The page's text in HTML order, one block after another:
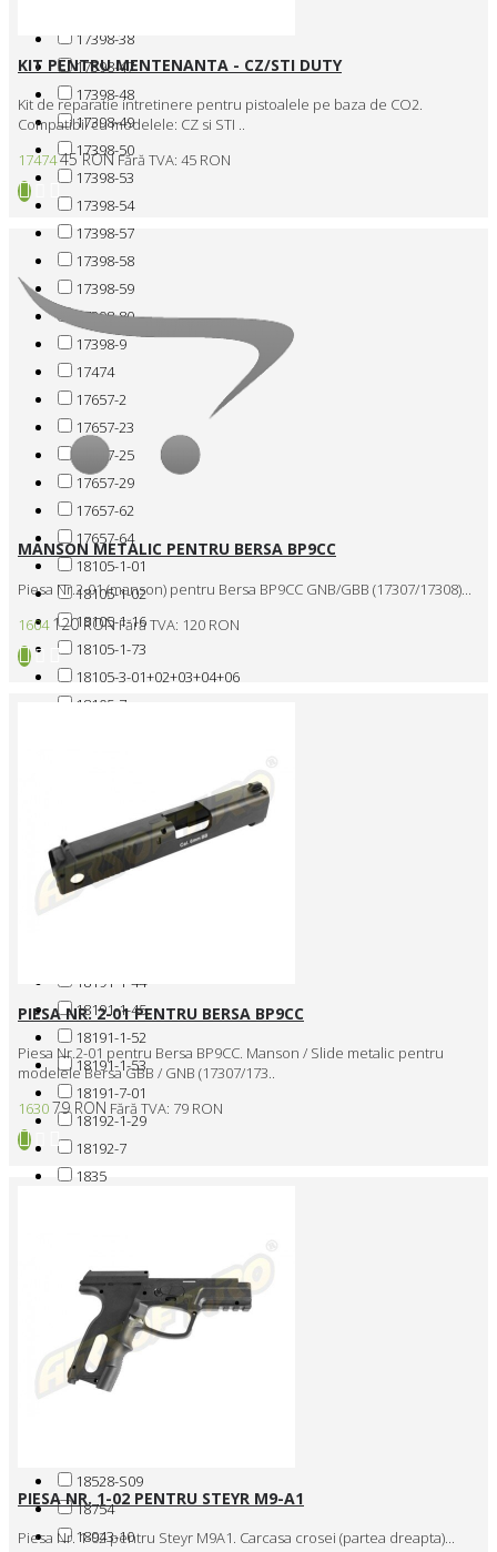
17398-38
17398-47
17398-48
17398-49
17398-50
17398-53
17398-54
17398-57
17398-58
17398-59
17398-80
17398-9
17474
17657-2
17657-23
17657-25
17657-29
17657-62
17657-64
18105-1-01
18105-1-02
18105-1-16
18105-1-73
18105-3-01+02+03+04+06
18105-7
18191-1-08
18191-1-09
18191-1-22
18191-1-44
18191-1-45
18191-1-52
18191-1-53
18191-7-01
18192-1-29
18192-7
1835
183200
183201
18409-11
18409-3
1843
18528-S09
18754
18943-10
KIT PENTRU MENTENANTA - CZ/STI DUTY
Kit de reparatie intretinere pentru pistoalele pe baza de CO2.
Compatibil cu modelele: CZ si STI ..
1747445 RON Fără TVA: 45 RON
MANSON METALIC PENTRU BERSA BP9CC
Piesa Nr.2-01 (manson) pentru Bersa BP9CC GNB/GBB (17307/17308)...
1604 120 RON Fără TVA: 120 RON
PIESA NR. 2-01 PENTRU BERSA BP9CC
Piesa Nr.2-01 pentru Bersa BP9CC. Manson / Slide metalic pentru
modelele Bersa GBB / GNB (17307/173..
163079 RON Fără TVA: 79 RON
PIESA NR. 1-02 PENTRU STEYR M9-A1
Piesa Nr. 1-02 pentru Steyr M9A1. Carcasa crosei (partea dreapta)...